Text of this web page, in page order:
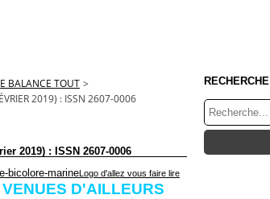
BALANCE TOUT >
2019) : ISSN 2607-0006
2019) : ISSN 2607-0006
Logo d'allez vous faire lire
D'AILLEURS
RECHERCHE